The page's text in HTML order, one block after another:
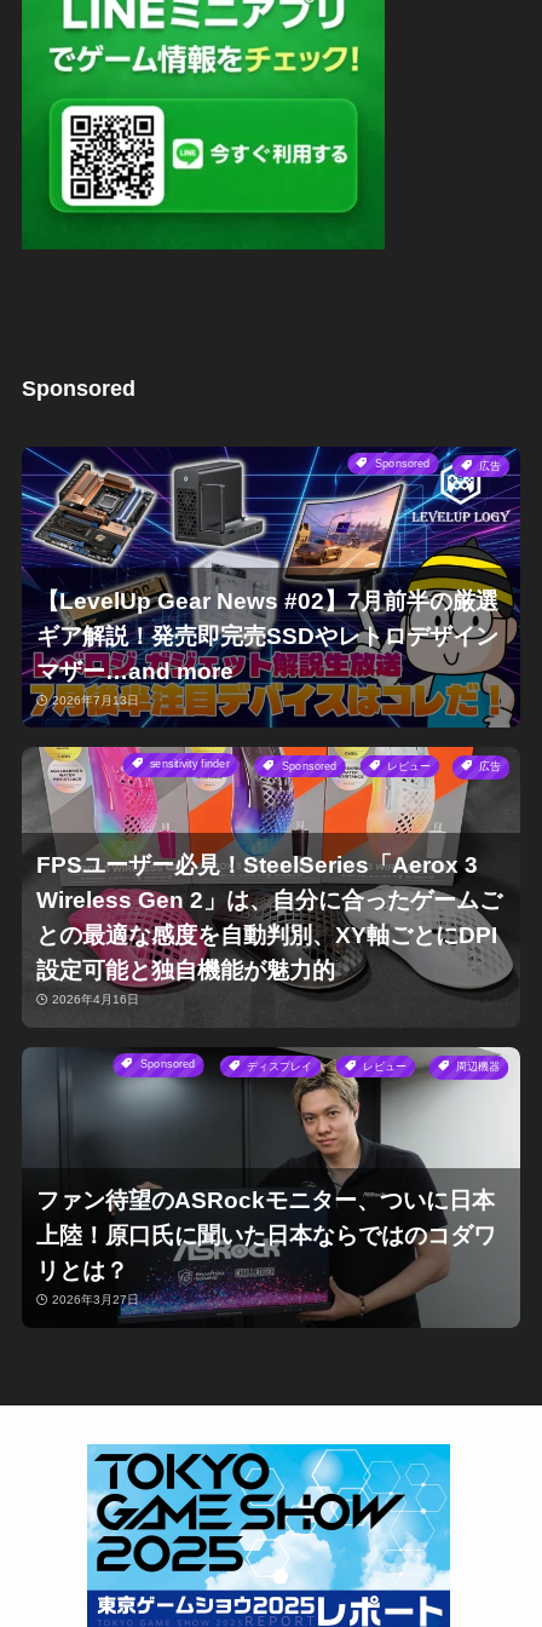
Sponsored
Sponsored 広告
【LevelUp Gear News #02】7月前半の厳選
ギア解説！発売即完売SSDやレトロデザイン
マザー…and more
2026年7月13日
sensitivity finder Sponsored レビュー 広告
FPSユーザー必見！SteelSeries「Aerox 3
Wireless Gen 2」は、自分に合ったゲームご
との最適な感度を自動判別、XY軸ごとにDPI
設定可能と独自機能が魅力的
2026年4月16日
Sponsored ディスプレイ レビュー 周辺機器
ファン待望のASRockモニター、ついに日本
上陸！原口氏に聞いた日本ならではのコダワ
リとは？
2026年3月27日